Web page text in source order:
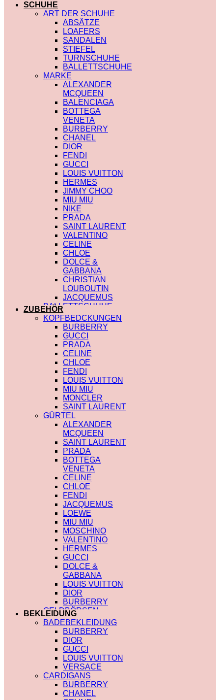
SCHUHE
ART DER SCHUHE
ABSÄTZE
LOAFERS
SANDALEN
STIEFEL
TURNSCHUHE
BALLETTSCHUHE
MARKE
ALEXANDER
MCQUEEN
BALENCIAGA
BOTTEGA
VENETA
BURBERRY
CHANEL
DIOR
FENDI
GUCCI
LOUIS VUITTON
HERMES
JIMMY CHOO
MIU MIU
NIKE
PRADA
SAINT LAURENT
VALENTINO
CELINE
CHLOE
DOLCE &
GABBANA
CHRISTIAN
LOUBOUTIN
JACQUEMUS
BALLETTSCHUHE
LOUIS VUITTON
ZUBEHÖR
KOPFBEDCKUNGEN
BURBERRY
GUCCI
PRADA
CELINE
CHLOE
FENDI
LOUIS VUITTON
MIU MIU
MONCLER
SAINT LAURENT
GÜRTEL
ALEXANDER
MCQUEEN
SAINT LAURENT
PRADA
BOTTEGA
VENETA
CELINE
CHLOE
FENDI
JACQUEMUS
LOEWE
MIU MIU
MOSCHINO
VALENTINO
HERMES
GUCCI
DOLCE &
GABBANA
LOUIS VUITTON
DIOR
BURBERRY
GELDBÖRSEN
SAINT LAURENT
PRADA
HERMES
GUCCI
DIOR
CHLOE
FENDI
JACQUEMUS
CELINE
BEKLEIDUNG
BADEBEKLEIDUNG
BURBERRY
DIOR
GUCCI
LOUIS VUITTON
VERSACE
CARDIGANS
BURBERRY
CHANEL